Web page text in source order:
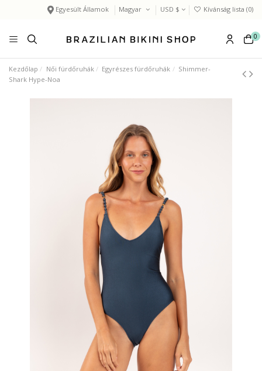
Egyesült Államok Magyar USD $ Kívánság lista (0)
0
Kezdőlap Női fürdőruhák Egyrészes fürdőruhák
Shimmer-
Shark Hype-Noa